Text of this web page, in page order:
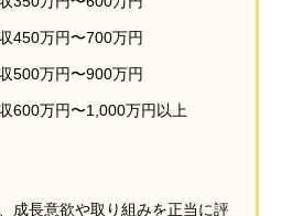
450万円〜700万円
万円〜900万円
万円〜1,000万円以上
成長意欲や取り組みを正当に評